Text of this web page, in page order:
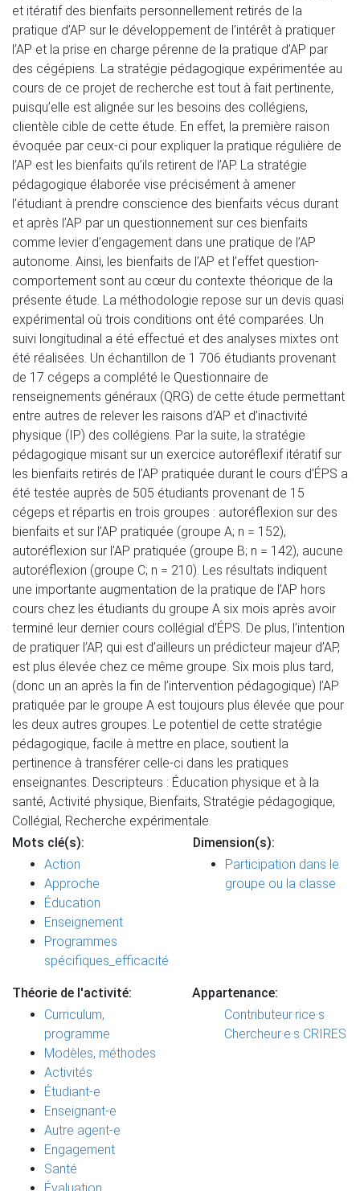
et itératif des bienfaits personnellement retirés de la
pratique d’AP sur le développement de l’intérêt à pratiquer
l’AP et la prise en charge pérenne de la pratique d’AP par
des cégépiens. La stratégie pédagogique expérimentée au
cours de ce projet de recherche est tout à fait pertinente,
puisqu’elle est alignée sur les besoins des collégiens,
clientèle cible de cette étude. En effet, la première raison
évoquée par ceux-ci pour expliquer la pratique régulière de
l’AP est les bienfaits qu’ils retirent de l’AP. La stratégie
pédagogique élaborée vise précisément à amener
l’étudiant à prendre conscience des bienfaits vécus durant
et après l’AP par un questionnement sur ces bienfaits
comme levier d’engagement dans une pratique de l’AP
autonome. Ainsi, les bienfaits de l’AP et l’effet question-
comportement sont au cœur du contexte théorique de la
présente étude. La méthodologie repose sur un devis quasi
expérimental où trois conditions ont été comparées. Un
suivi longitudinal a été effectué et des analyses mixtes ont
été réalisées. Un échantillon de 1 706 étudiants provenant
de 17 cégeps a complété le Questionnaire de
renseignements généraux (QRG) de cette étude permettant
entre autres de relever les raisons d’AP et d’inactivité
physique (IP) des collégiens. Par la suite, la stratégie
pédagogique misant sur un exercice autoréflexif itératif sur
les bienfaits retirés de l’AP pratiquée durant le cours d’ÉPS a
été testée auprès de 505 étudiants provenant de 15
cégeps et répartis en trois groupes : autoréflexion sur des
bienfaits et sur l’AP pratiquée (groupe A; n = 152),
autoréflexion sur l’AP pratiquée (groupe B; n = 142), aucune
autoréflexion (groupe C; n = 210). Les résultats indiquent
une importante augmentation de la pratique de l’AP hors
cours chez les étudiants du groupe A six mois après avoir
terminé leur dernier cours collégial d’ÉPS. De plus, l’intention
de pratiquer l’AP, qui est d’ailleurs un prédicteur majeur d’AP,
est plus élevée chez ce même groupe. Six mois plus tard,
(donc un an après la fin de l’intervention pédagogique) l’AP
pratiquée par le groupe A est toujours plus élevée que pour
les deux autres groupes. Le potentiel de cette stratégie
pédagogique, facile à mettre en place, soutient la
pertinence à transférer celle-ci dans les pratiques
enseignantes. Descripteurs : Éducation physique et à la
santé, Activité physique, Bienfaits, Stratégie pédagogique,
Collégial, Recherche expérimentale.
Mots clé(s):
Action
Approche
Éducation
Enseignement
Programmes
spécifiques_efficacité
Dimension(s):
Participation dans le
groupe ou la classe
Théorie de l'activité:
Curriculum,
programme
Modèles, méthodes
Activités
Étudiant-e
Enseignant-e
Autre agent-e
Engagement
Santé
Appartenance:
Contributeur·rice·s
Chercheur·e·s CRIRES